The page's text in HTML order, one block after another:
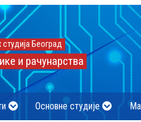
Београд
и рачунарства
Основне студије